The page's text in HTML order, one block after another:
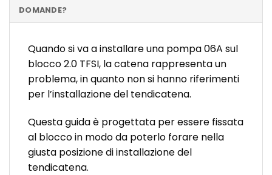
DOMANDE?
Quando si va a installare una pompa 06A sul
blocco 2.0 TFSI, la catena rappresenta un
problema, in quanto non si hanno riferimenti
per l’installazione del tendicatena.
Questa guida è progettata per essere fissata
al blocco in modo da poterlo forare nella
giusta posizione di installazione del
tendicatena.